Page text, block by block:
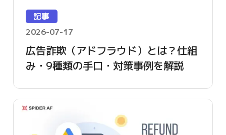
記事
2026-07-17
広告詐欺（アドフラウド）とは？仕組
み・9種類の手口・対策事例を解説